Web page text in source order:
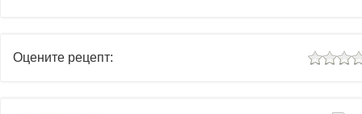
Оцените рецепт: